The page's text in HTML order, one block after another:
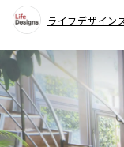
ライフデザイン